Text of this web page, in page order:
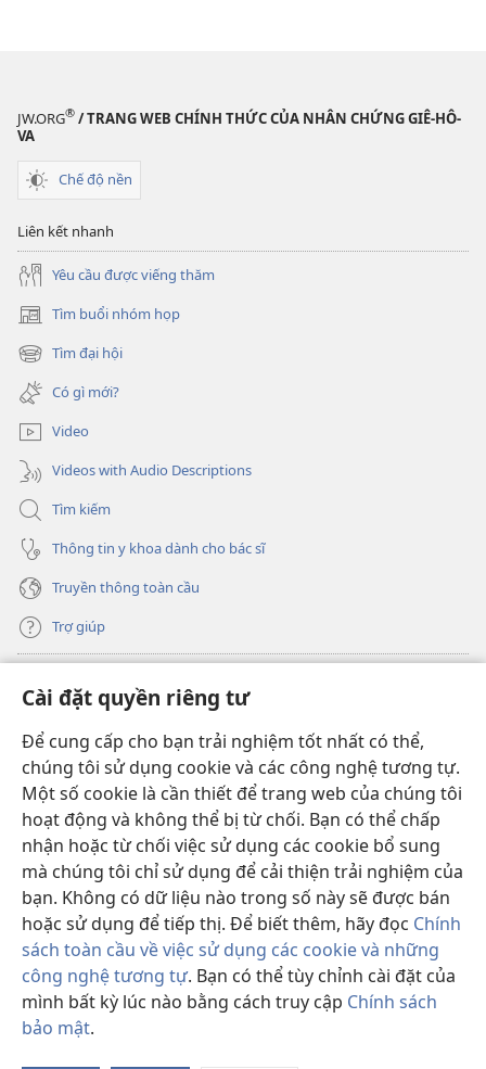
Cài đặt quyền riêng tư
Để cung cấp cho bạn trải nghiệm tốt nhất có thể,
chúng tôi sử dụng cookie và các công nghệ tương tự.
Một số cookie là cần thiết để trang web của chúng tôi
hoạt động và không thể bị từ chối. Bạn có thể chấp
nhận hoặc từ chối việc sử dụng các cookie bổ sung
mà chúng tôi chỉ sử dụng để cải thiện trải nghiệm của
bạn. Không có dữ liệu nào trong số này sẽ được bán
hoặc sử dụng để tiếp thị. Để biết thêm, hãy đọc Chính
sách toàn cầu về việc sử dụng các cookie và những
công nghệ tương tự. Bạn có thể tùy chỉnh cài đặt của
mình bất kỳ lúc nào bằng cách truy cập Chính sách
bảo mật.
JW.ORG® / TRANG WEB CHÍNH THỨC CỦA NHÂN CHỨNG GIÊ-HÔ-
VA
Chế độ nền
Liên kết nhanh
Yêu cầu được viếng thăm
Tìm buổi nhóm họp
(mở
cửa
sổ
mới)
Tìm đại hội
(mở
cửa
sổ
mới)
Có gì mới?
Video
Videos with Audio Descriptions
Tìm kiếm
Thông tin y khoa dành cho bác sĩ
Truyền thông toàn cầu
Trợ giúp
(mở
cửa
sổ
mới)
THƯ VIỆN TRỰC TUYẾN Tháp Canh
(mở
cửa
sổ
mới)
JW Hub ®
(mở
cửa
sổ
mới)
JW Library
Thư viện Tháp Canh
Copyright© 2026 Watch Tower Bible and Tract Society of Pennsylvania.
ĐIỀU KHOẢN SỬ DỤNG